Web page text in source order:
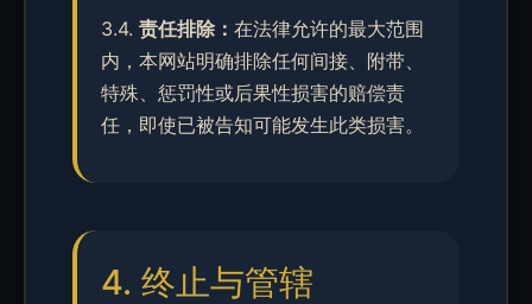
3.4. 责任排除： 在法律允许的最大范围
内，本网站明确排除任何间接、附带、
特殊、惩罚性或后果性损害的赔偿责
任，即使已被告知可能发生此类损害。
4. 终止与管辖